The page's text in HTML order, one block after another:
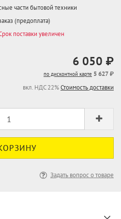
части бытовой техники
(предоплата)
поставки увеличен
6 050 ₽
по дисконтной карте 5 627 ₽
вкл. НДС 22%Стоимость доставки
Задать вопрос о товаре